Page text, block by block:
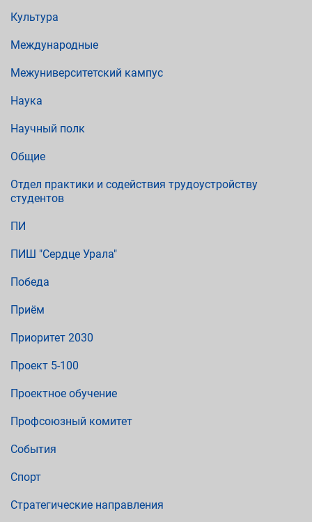
Культура
Международные
Межуниверситетский кампус
Наука
Научный полк
Общие
Отдел практики и содействия трудоустройству
студентов
ПИ
ПИШ "Сердце Урала"
Победа
Приём
Приоритет 2030
Проект 5-100
Проектное обучение
Профсоюзный комитет
События
Спорт
Стратегические направления